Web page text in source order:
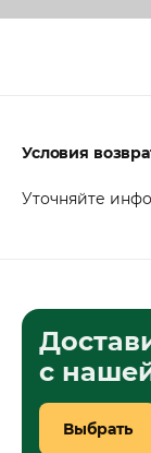
Условия
Уточняйте
с
Выбрать